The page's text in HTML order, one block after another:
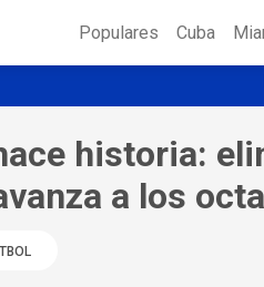
Populares Cuba
historia:
a los